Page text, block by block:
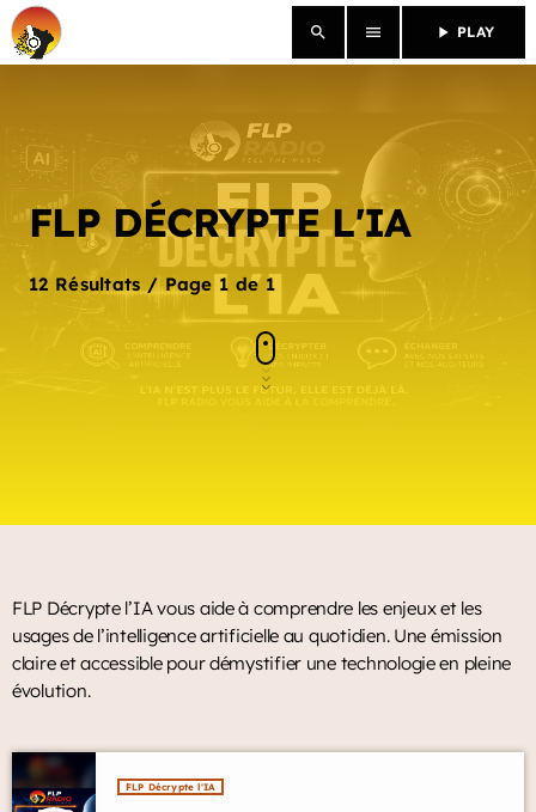
search menu play_arrow PLAY
close
ACCUEIL
FLPLAY keyboard_arrow_down
CHRONIQUES
ÉVÉNEMENTS
FLP DÉCRYPTE L'IA
12 Résultats / Page 1 de 1
FLP Décrypte l’IA vous aide à comprendre les enjeux et les
usages de l’intelligence artificielle au quotidien. Une émission
claire et accessible pour démystifier une technologie en pleine
évolution.
FLP Décrypte l'IA